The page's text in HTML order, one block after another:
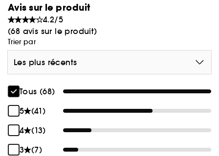
Avis sur le produit
4.2/5
(68 avis sur le produit)
Trier par
Les plus récents
Tous (68)
5
(41)
4
(13)
3
(7)